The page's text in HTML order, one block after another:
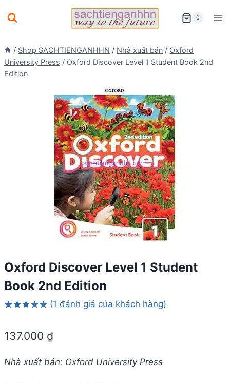
to
0
/ Shop SACHTIENGANHHN / Nhà xuất bản / Oxford
University Press / Oxford Discover Level 1 Student Book 2nd
Edition
Oxford Discover Level 1 Student
Book 2nd Edition
đánh giá
(1 đánh giá của khách hàng)
137.000 ₫
Nhà xuất bản: Oxford University Press